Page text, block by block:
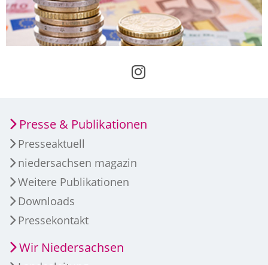
Presse & Publikationen
Presseaktuell
niedersachsen magazin
Weitere Publikationen
Downloads
Pressekontakt
Wir Niedersachsen